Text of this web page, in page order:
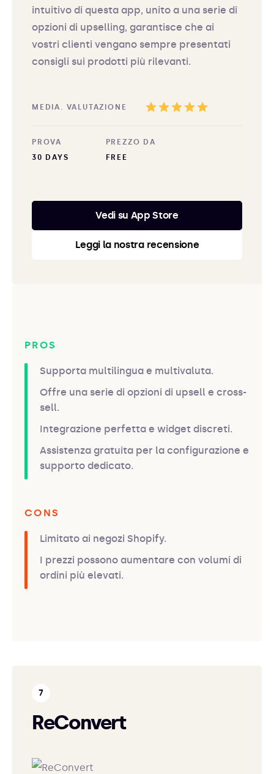
intuitivo di questa app, unito a una serie di
opzioni di upselling, garantisce che ai
vostri clienti vengano sempre presentati
consigli sui prodotti più rilevanti.
MEDIA. VALUTAZIONE
PROVA
30 DAYS
PREZZO DA
FREE
Vedi su App Store
Leggi la nostra recensione
PROS
Supporta multilingua e multivaluta.
Offre una serie di opzioni di upsell e cross-
sell.
Integrazione perfetta e widget discreti.
Assistenza gratuita per la configurazione e
supporto dedicato.
CONS
Limitato ai negozi Shopify.
I prezzi possono aumentare con volumi di
ordini più elevati.
ReConvert